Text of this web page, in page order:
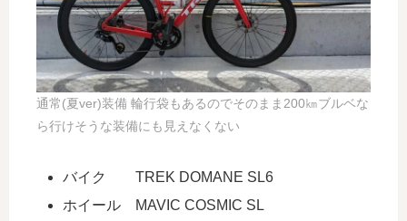
通常(夏ver)装備 輪行袋もあるのでそのまま200㎞ブルベな
ら行けそうな装備にも見えなくない
バイク TREK DOMANE SL6
ホイール MAVIC COSMIC SL